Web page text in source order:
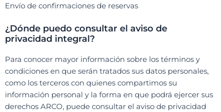
Envío de confirmaciones de reservas
¿Dónde puedo consultar el aviso de
privacidad integral?
Para conocer mayor información sobre los términos y
condiciones en que serán tratados sus datos personales,
como los terceros con quienes compartimos su
información personal y la forma en que podrá ejercer sus
derechos ARCO, puede consultar el aviso de privacidad